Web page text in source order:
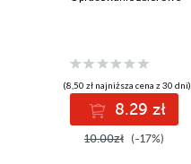
(8,50 zł najniższa cena z 30 dni)
8.29 zł
10.00zł (-17%)